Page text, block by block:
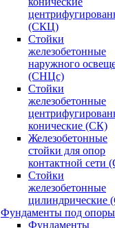
(СКЦ)
Стойки
железобетонные
наружного
(СНЦс)
Стойки
железобетонные
конические (СК)
Железобетонные
стойки для опор
контактной сети
Стойки
железобетонные
цилиндрические
Фундаменты под опоры
Фундаменты